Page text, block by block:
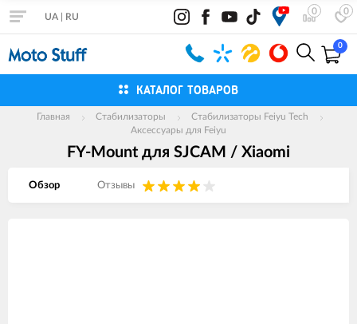
0 0
UA RU
0
КАТАЛОГ ТОВАРОВ
Главная Стабилизаторы
Стабилизаторы Feiyu Tech
Аксессуары для Feiyu
FY-Mount для SJCAM / Xiaomi
Обзор Отзывы